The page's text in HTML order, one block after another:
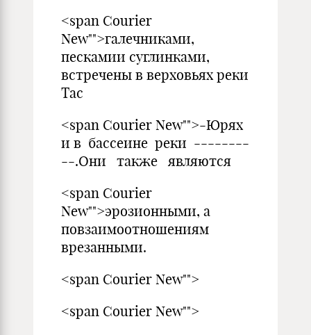
<span Courier
New"">галечниками,
пескамии суглинками,
встречены в верховьях реки
Тас
<span Courier New"">-Юрях
и в бассеине реки --------
--.Они также являются
<span Courier
New"">эрозионными, а
повзаимоотношениям
врезанными.
<span Courier New"">
<span Courier New"">